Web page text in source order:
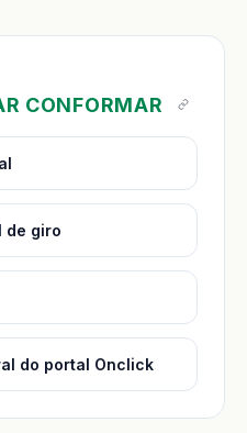
CONFORMAR
de giro
do portal Onclick